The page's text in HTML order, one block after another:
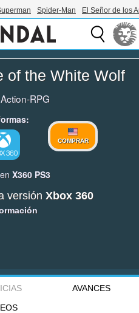
Spider-Man El Señor de los
of the White Wolf
Action-RPG
COMPRAR
X360 PS3
versión Xbox 360
AVANCES